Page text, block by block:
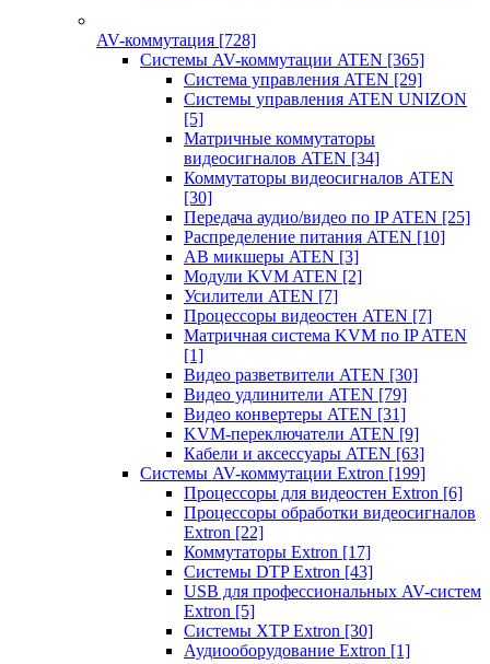
AV-коммутация [728]
Системы AV-коммутации ATEN [365]
Система управления ATEN [29]
Системы управления ATEN UNIZON
[5]
Матричные коммутаторы
видеосигналов ATEN [34]
Коммутаторы видеосигналов ATEN
[30]
Передача аудио/видео по IP ATEN [25]
Распределение питания ATEN [10]
АВ микшеры ATEN [3]
Модули KVM ATEN [2]
Усилители ATEN [7]
Процессоры видеостен ATEN [7]
Матричная система KVM по IP ATEN
[1]
Видео разветвители ATEN [30]
Видео удлинители ATEN [79]
Видео конвертеры ATEN [31]
KVM-переключатели ATEN [9]
Кабели и аксессуары ATEN [63]
Системы AV-коммутации Extron [199]
Процессоры для видеостен Extron [6]
Процессоры обработки видеосигналов
Extron [22]
Коммутаторы Extron [17]
Системы DTP Extron [43]
USB для профессиональных AV-систем
Extron [5]
Системы XTP Extron [30]
Аудиооборудование Extron [1]